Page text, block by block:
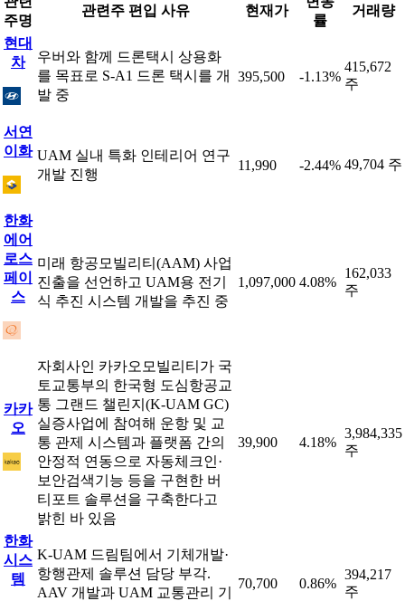
주명
관련주 편입 사유 현재가
률
거래량
현대
차
우버와 함께 드론택시 상용화
를 목표로 S-A1 드론 택시를 개
발 중
395,500 -1.13%
415,672
주
서연
이화 UAM 실내 특화 인테리어 연구
개발 진행
11,990 -2.44% 49,704 주
한화
에어
로스
페이
스
미래 항공모빌리티(AAM) 사업
진출을 선언하고 UAM용 전기
식 추진 시스템 개발을 추진 중
1,097,000 4.08%
162,033
주
카카
오
자회사인 카카오모빌리티가 국
토교통부의 한국형 도심항공교
통 그랜드 챌린지(K-UAM GC)
실증사업에 참여해 운항 및 교
통 관제 시스템과 플랫폼 간의
안정적 연동으로 자동체크인·
보안검색기능 등을 구현한 버
티포트 솔루션을 구축한다고
밝힌 바 있음
39,900 4.18%
3,984,335
주
한화
시스
템
K-UAM 드림팀에서 기체개발·
항행관제 솔루션 담당 부각.
AAV 개발과 UAM 교통관리 기
70,700 0.86%
394,217
주